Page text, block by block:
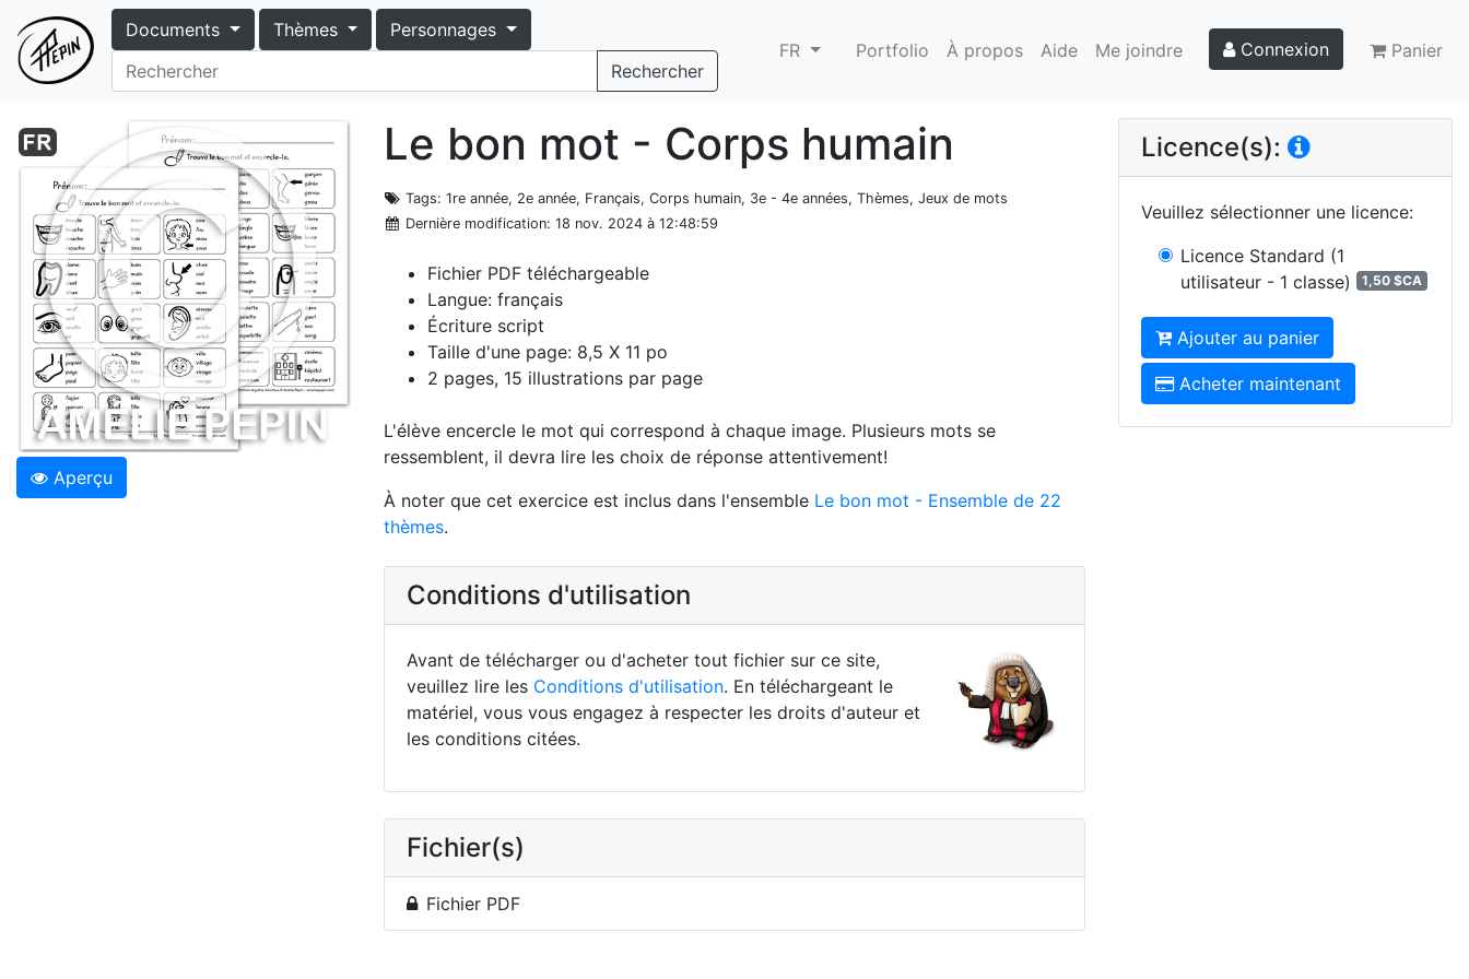
Documents Thèmes
Personnages
Rechercher
FR Portfolio À propos Aide Me joindre Connexion Panier
Aperçu
Le bon mot - Corps humain
Tags: 1re année, 2e année, Français, Corps humain, 3e - 4e années, Thèmes, Jeux de mots
Dernière modification: 18 nov. 2024 à 12:48:59
Fichier PDF téléchargeable
Langue: français
Écriture script
Taille d'une page: 8,5 X 11 po
2 pages, 15 illustrations par page
L'élève encercle le mot qui correspond à chaque image. Plusieurs mots se
ressemblent, il devra lire les choix de réponse attentivement!
À noter que cet exercice est inclus dans l'ensemble Le bon mot - Ensemble de 22
thèmes.
Conditions d'utilisation
Avant de télécharger ou d'acheter tout fichier sur ce site,
veuillez lire les Conditions d'utilisation. En téléchargeant le
matériel, vous vous engagez à respecter les droits d'auteur et
les conditions citées.
Fichier(s)
Fichier PDF
Licence(s):
Veuillez sélectionner une licence:
Licence Standard (1
utilisateur - 1 classe)
1,50 $CA
Ajouter au panier
Acheter maintenant